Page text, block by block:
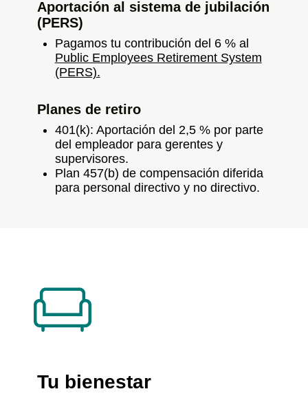
Aportación al sistema de jubilación
(PERS)
Pagamos tu contribución del 6 % al
Public Employees Retirement System
(PERS).
Planes de retiro
401(k): Aportación del 2,5 % por parte
del empleador para gerentes y
supervisores.
Plan 457(b) de compensación diferida
para personal directivo y no directivo.
Tu bienestar